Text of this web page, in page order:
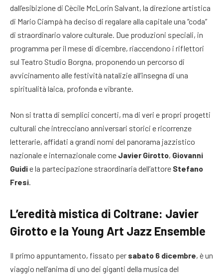
dall’esibizione di Cècile McLorin Salvant, la direzione artistica
di Mario Ciampà ha deciso di regalare alla capitale una “coda”
di straordinario valore culturale. Due produzioni speciali, in
programma per il mese di dicembre, riaccendono i riflettori
sul Teatro Studio Borgna, proponendo un percorso di
avvicinamento alle festività natalizie all’insegna di una
spiritualità laica, profonda e vibrante.
Non si tratta di semplici concerti, ma di veri e propri progetti
culturali che intrecciano anniversari storici e ricorrenze
letterarie, affidati a grandi nomi del panorama jazzistico
nazionale e internazionale come Javier Girotto, Giovanni
Guidie la partecipazione straordinaria dell’attore Stefano
Fresi.
L’eredità mistica di Coltrane: Javier
Girotto e la Young Art Jazz Ensemble
Il primo appuntamento, fissato per sabato 6 dicembre, è un
viaggio nell’anima di uno dei giganti della musica del